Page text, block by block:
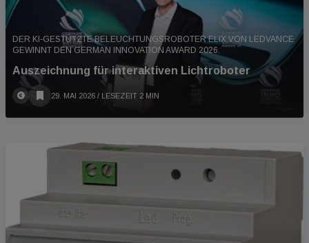
DER KI-GESTÜTZTE BELEUCHTUNGSROBOTER ELIX VON LEDVANCE
GEWINNT DEN GERMAN INNOVATION AWARD 2026.
Auszeichnung für interaktiven Lichtroboter
29. MAI 2026 / LESEZEIT 2 MIN